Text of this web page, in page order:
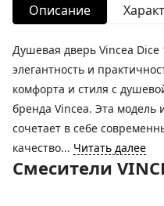
Описание
Душевая дверь Vincea Dice
элегантность и
комфорта и стиля с
бренда Vincea. Эта модель
сочетает в себе
качество... Читать далее
Смесители